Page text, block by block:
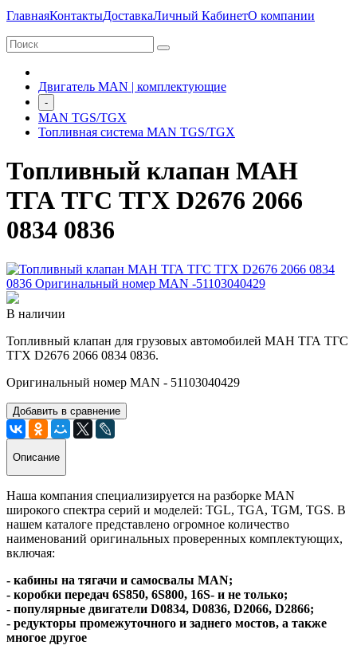
ГлавнаяКонтактыДоставкаЛичный КабинетО компании
Двигатель MAN | комплектующие
-
MAN TGS/TGX
Топливная система MAN TGS/TGX
Топливный клапан МАН
ТГА ТГС ТГХ D2676 2066
0834 0836
В наличии
Топливный клапан для грузовых автомобилей МАН ТГА ТГС
ТГХ D2676 2066 0834 0836.
Оригинальный номер MAN - 51103040429
Добавить в сравнение
Описание
Наша компания специализируется на разборке MAN
широкого спектра серий и моделей: TGL, TGA, TGM, TGS. В
нашем каталоге представлено огромное количество
наименований оригинальных проверенных комплектующих,
включая:
- кабины на тягачи и самосвалы MAN;
- коробки передач 6S850, 6S800, 16S- и не только;
- популярные двигатели D0834, D0836, D2066, D2866;
- редукторы промежуточного и заднего мостов, а также
многое другое